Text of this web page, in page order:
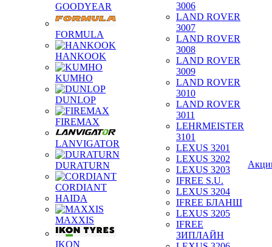
GOODYEAR
FORMULA
HANKOOK
KUMHO
DUNLOP
FIREMAX
LANVIGATOR
DURATURN
CORDIANT
HAIDA
MAXXIS
IKON
3006
LAND ROVER
3007
LAND ROVER
3008
LAND ROVER
3009
LAND ROVER
3010
LAND ROVER
3011
LEHRMEISTER
3101
LEXUS 3201
LEXUS 3202
LEXUS 3203
IFREE S.U.
LEXUS 3204
IFREE БЛАНШ
LEXUS 3205
IFREE
ЗИПЛАЙН